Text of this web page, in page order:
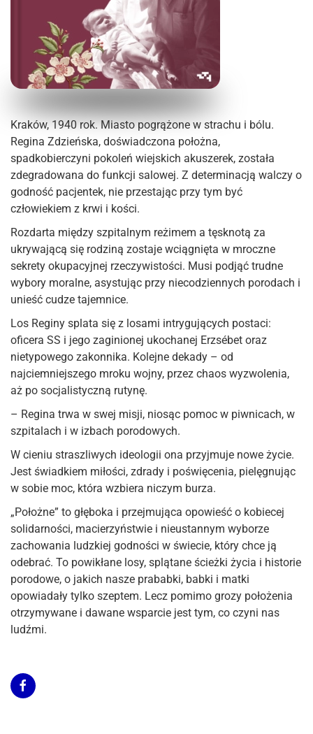
Kraków, 1940 rok. Miasto pogrążone w strachu i bólu.
Regina Zdzieńska, doświadczona położna,
spadkobierczyni pokoleń wiejskich akuszerek, została
zdegradowana do funkcji salowej. Z determinacją walczy o
godność pacjentek, nie przestając przy tym być
człowiekiem z krwi i kości.
Rozdarta między szpitalnym reżimem a tęsknotą za
ukrywającą się rodziną zostaje wciągnięta w mroczne
sekrety okupacyjnej rzeczywistości. Musi podjąć trudne
wybory moralne, asystując przy niecodziennych porodach i
unieść cudze tajemnice.
Los Reginy splata się z losami intrygujących postaci:
oficera SS i jego zaginionej ukochanej Erzsébet oraz
nietypowego zakonnika. Kolejne dekady – od
najciemniejszego mroku wojny, przez chaos wyzwolenia,
aż po socjalistyczną rutynę.
– Regina trwa w swej misji, niosąc pomoc w piwnicach, w
szpitalach i w izbach porodowych.
W cieniu straszliwych ideologii ona przyjmuje nowe życie.
Jest świadkiem miłości, zdrady i poświęcenia, pielęgnując
w sobie moc, która wzbiera niczym burza.
„Położne” to głęboka i przejmująca opowieść o kobiecej
solidarności, macierzyństwie i nieustannym wyborze
zachowania ludzkiej godności w świecie, który chce ją
odebrać. To powikłane losy, splątane ścieżki życia i historie
porodowe, o jakich nasze prababki, babki i matki
opowiadały tylko szeptem. Lecz pomimo grozy położenia
otrzymywane i dawane wsparcie jest tym, co czyni nas
ludźmi.